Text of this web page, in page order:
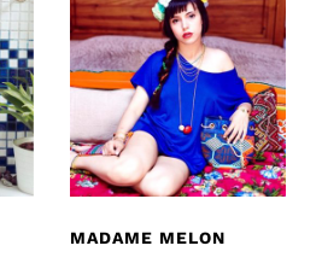
MADAME MELON